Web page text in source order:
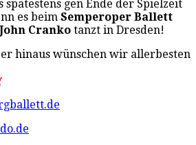
spätestens gen Ende der Spielzeit
es beim Semperoper Ballett
John Cranko tanzt in Dresden!
hinaus wünschen wir allerbesten